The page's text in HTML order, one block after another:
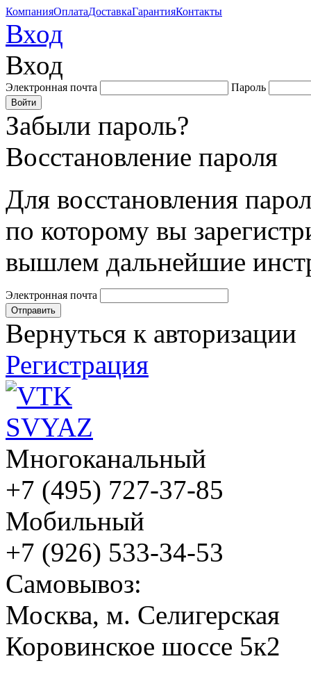
КомпанияОплатаДоставкаГарантияКонтакты
Вход
Вход
Электронная почта Пароль
Забыли пароль?
Восстановление пароля
Для восстановления
по которому вы
вышлем дальнейшие
Электронная почта
Вернуться к авторизации
Регистрация
Многоканальный
+7 (495) 727-37-85
Мобильный
+7 (926) 533-34-53
Cамовывоз:
Москва, м. Селигерская
Коровинское шоссе 5к2